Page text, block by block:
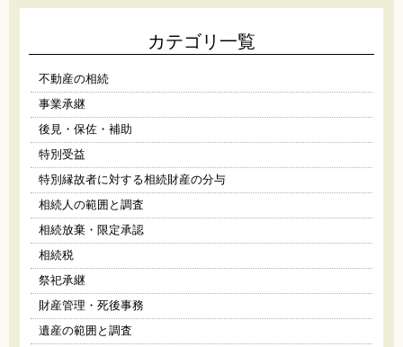
カテゴリ一覧
不動産の相続
事業承継
後見・保佐・補助
特別受益
特別縁故者に対する相続財産の分与
相続人の範囲と調査
相続放棄・限定承認
相続税
祭祀承継
財産管理・死後事務
遺産の範囲と調査